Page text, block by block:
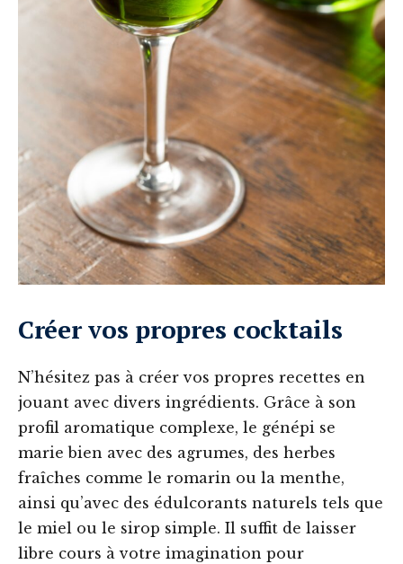
Créer vos propres cocktails
N’hésitez pas à créer vos propres recettes en
jouant avec divers ingrédients. Grâce à son
profil aromatique complexe, le génépi se
marie bien avec des agrumes, des herbes
fraîches comme le romarin ou la menthe,
ainsi qu’avec des édulcorants naturels tels que
le miel ou le sirop simple. Il suffit de laisser
libre cours à votre imagination pour